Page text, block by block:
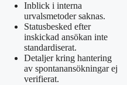
Inblick i interna
urvalsmetoder saknas.
Statusbesked efter
inskickad ansökan inte
standardiserat.
Detaljer kring hantering
av spontanansökningar ej
verifierat.